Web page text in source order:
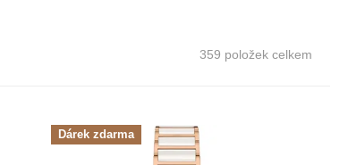
359 položek celkem
Dárek zdarma